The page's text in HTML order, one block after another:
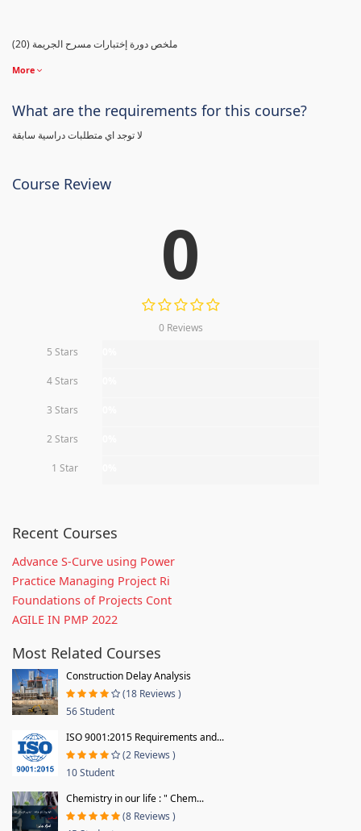
(20) ملخص دورة إختبارات مسرح الجريمة
More
What are the requirements for this course?
لا توجد اي متطلبات دراسية سابقة
Course Review
0
0 Reviews
5 Stars
4 Stars
3 Stars
2 Stars
1 Star
Recent Courses
Advance S-Curve using Power
Practice Managing Project Ri
Foundations of Projects Cont
AGILE IN PMP 2022
Most Related Courses
Construction Delay Analysis
(18 Reviews )
56 Student
ISO 9001:2015 Requirements and...
(2 Reviews )
10 Student
Chemistry in our life : " Chem...
(8 Reviews )